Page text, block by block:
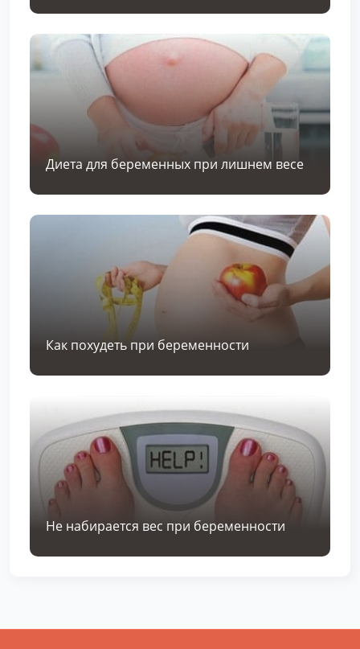
Диета для беременных при лишнем весе
Как похудеть при беременности
Не набирается вес при беременности